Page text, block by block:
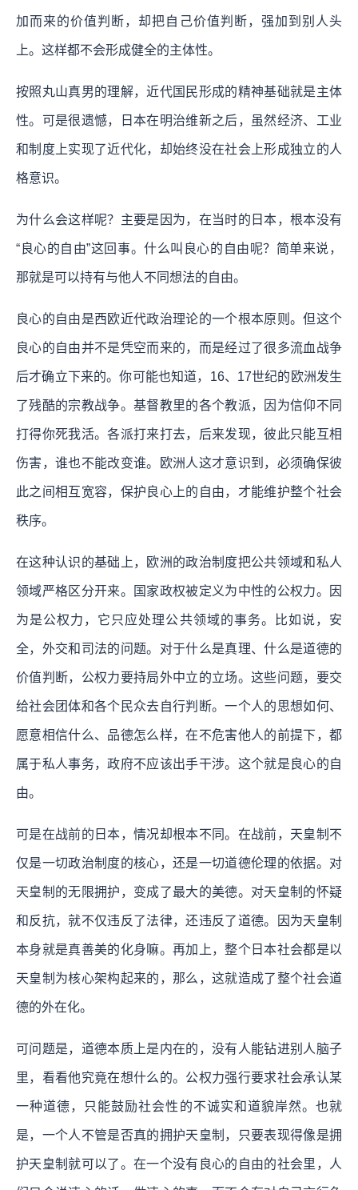
加而来的价值判断，却把自己价值判断，强加到别人头
上。这样都不会形成健全的主体性。
按照丸山真男的理解，近代国民形成的精神基础就是主体
性。可是很遗憾，日本在明治维新之后，虽然经济、工业
和制度上实现了近代化，却始终没在社会上形成独立的人
格意识。
为什么会这样呢？主要是因为，在当时的日本，根本没有
“良心的自由”这回事。什么叫良心的自由呢？简单来说，
那就是可以持有与他人不同想法的自由。
良心的自由是西欧近代政治理论的一个根本原则。但这个
良心的自由并不是凭空而来的，而是经过了很多流血战争
后才确立下来的。你可能也知道，16、17世纪的欧洲发生
了残酷的宗教战争。基督教里的各个教派，因为信仰不同
打得你死我活。各派打来打去，后来发现，彼此只能互相
伤害，谁也不能改变谁。欧洲人这才意识到，必须确保彼
此之间相互宽容，保护良心上的自由，才能维护整个社会
秩序。
在这种认识的基础上，欧洲的政治制度把公共领域和私人
领域严格区分开来。国家政权被定义为中性的公权力。因
为是公权力，它只应处理公共领域的事务。比如说，安
全，外交和司法的问题。对于什么是真理、什么是道德的
价值判断，公权力要持局外中立的立场。这些问题，要交
给社会团体和各个民众去自行判断。一个人的思想如何、
愿意相信什么、品德怎么样，在不危害他人的前提下，都
属于私人事务，政府不应该出手干涉。这个就是良心的自
由。
可是在战前的日本，情况却根本不同。在战前，天皇制不
仅是一切政治制度的核心，还是一切道德伦理的依据。对
天皇制的无限拥护，变成了最大的美德。对天皇制的怀疑
和反抗，就不仅违反了法律，还违反了道德。因为天皇制
本身就是真善美的化身嘛。再加上，整个日本社会都是以
天皇制为核心架构起来的，那么，这就造成了整个社会道
德的外在化。
可问题是，道德本质上是内在的，没有人能钻进别人脑子
里，看看他究竟在想什么的。公权力强行要求社会承认某
一种道德，只能鼓励社会性的不诚实和道貌岸然。也就
是，一个人不管是否真的拥护天皇制，只要表现得像是拥
护天皇制就可以了。在一个没有良心的自由的社会里，人